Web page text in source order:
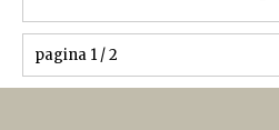
pagina 1 / 2